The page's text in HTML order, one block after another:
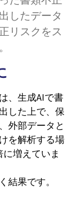
したデータ
リスクをス
、生成AIで書
した上で、保
外部データと
を解析する場
増えていま
果です。